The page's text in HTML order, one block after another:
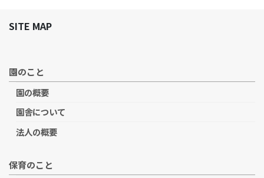
SITE MAP
園のこと
園の概要
園舎について
法人の概要
保育のこと